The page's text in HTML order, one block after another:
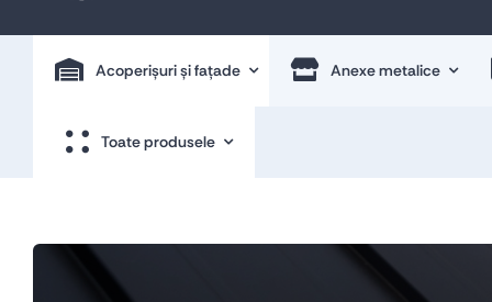
Acoperișuri și fațade Anexe metalice
Toate produsele